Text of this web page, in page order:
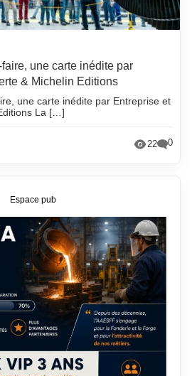
une carte inédite par
& Michelin Editions
une carte inédite par Entreprise et
La […]
22 0
Espace pub